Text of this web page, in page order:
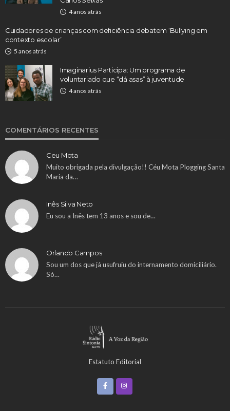
4 anos atrás
Cuidadores de crianças com deficiência debatem ‘Bullying em
contexto escolar’
5 anos atrás
Imaginarius Participa: Um programa de
voluntariado que “dá asas” à juventude
4 anos atrás
COMENTÁRIOS RECENTES
Ceu Mota
Muito obrigada pela divulgação!! Céu Mota Plogging Santa
Maria da…
Inês Silva Neto
Eu sou a Inês tem 13 anos e sou de…
Orlando Campos
Sou um dos que já usufruiu do internamento domiciliário.
Só…
Estatuto Editorial